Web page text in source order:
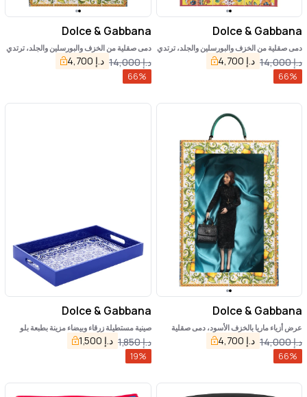
Dolce & Gabbana
دمى صقلية من الخزف والبورسلين والجلد، ترتدي
فساتين سوداءد.إ14,000 د.إ 4,700
66%
Dolce & Gabbana
دمى صقلية من الخزف والبورسلين والجلد، ترتدي
فساتين سوداءد.إ14,000 د.إ 4,700
66%
Dolce & Gabbana
عرض أزياء ماريا بالخزف الأسود، دمى صقلية
الجلديةد.إ14,000 د.إ 4,700
66%
Dolce & Gabbana
صينية مستطيلة زرقاء وبيضاء مزينة بطبعة بلو
ميديتيرانيو مصنوعة من الخشب المطليد.إ1,850 د.إ 1,500
19%